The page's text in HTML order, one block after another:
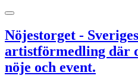
Nöjestorget -
artistförmedling där
nöje och event.